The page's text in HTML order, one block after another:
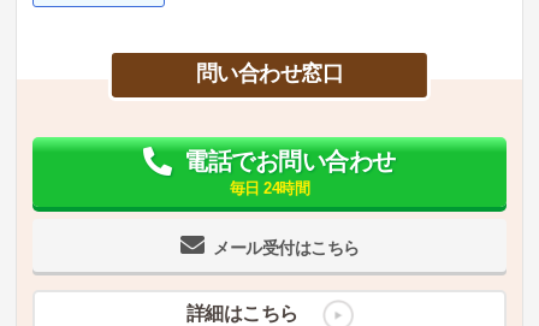
問い合わせ窓口
メール受付はこちら
電話でお問い合わせ
毎日 24時間
詳細はこちら